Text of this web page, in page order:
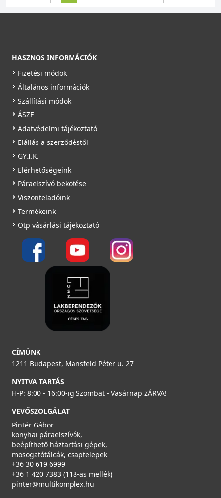
HASZNOS INFORMÁCIÓK
Fizetési módok
Általános információk
Szállítási módok
ÁSZF
Adatvédelmi tájékoztató
Elállás a szerződéstől
GY.I.K.
Elérhetőségeink
Páraelszívó bekötése
Viszonteladóink
Termékeink
Otp vásárlási tájékoztató
CÍMÜNK
1211 Budapest, Mansfeld Péter u. 27
NYITVA TARTÁS
H-P: 8:00 - 16:00-ig Szombat - Vasárnap ZÁRVA!
VEVŐSZOLGÁLAT
Pintér Gábor
konyhai páraelszívók,
beépíthető háztartási gépek,
mosogatótálcák, csaptelepek
+36 30 619 6999
+36 1 420 7383 (118-as mellék)
pinter@multikomplex.hu